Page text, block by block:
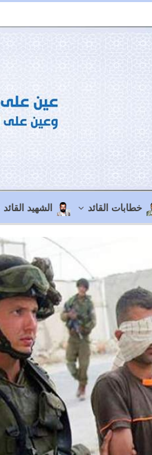
خطابات القائد الشهيد القائد